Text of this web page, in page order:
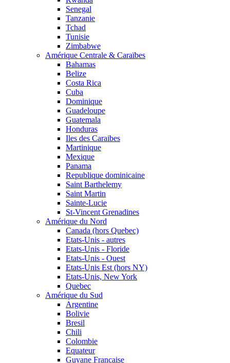
Senegal
Tanzanie
Tchad
Tunisie
Zimbabwe
Amérique Centrale & Caraïbes
Bahamas
Belize
Costa Rica
Cuba
Dominique
Guadeloupe
Guatemala
Honduras
Iles des Caraibes
Martinique
Mexique
Panama
Republique dominicaine
Saint Barthelemy
Saint Martin
Sainte-Lucie
St-Vincent Grenadines
Amérique du Nord
Canada (hors Quebec)
Etats-Unis - autres
Etats-Unis - Floride
Etats-Unis - Ouest
Etats-Unis Est (hors NY)
Etats-Unis, New York
Quebec
Amérique du Sud
Argentine
Bolivie
Bresil
Chili
Colombie
Equateur
Guyane Francaise